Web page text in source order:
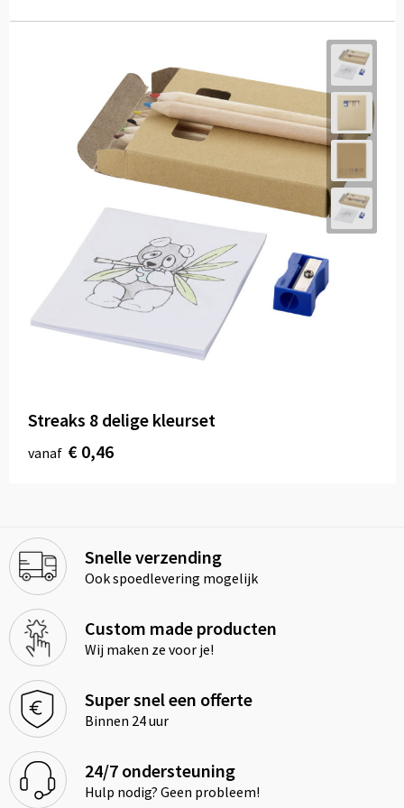
Streaks 8 delige kleurset
vanaf € 0,46
Snelle verzending
Ook spoedlevering mogelijk
Custom made producten
Wij maken ze voor je!
Super snel een offerte
Binnen 24 uur
24/7 ondersteuning
Hulp nodig? Geen probleem!